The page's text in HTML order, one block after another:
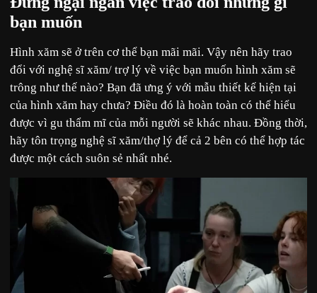
bạn muốn
Hình xăm sẽ ở trên cơ thể bạn mãi mãi. Vậy nên hãy trao
đổi với nghệ sĩ xăm/ trợ lý về việc bạn muốn hình xăm sẽ
trông như thế nào? Bạn đã ưng ý với mẫu thiết kế hiện tại
của hình xăm hay chưa? Điều đó là hoàn toàn có thể hiểu
được vì gu thẩm mĩ của mỗi người sẽ khác nhau. Đồng thời,
hãy tôn trọng nghệ sĩ xăm/thợ lý để cả 2 bên có thể hợp tác
được một cách suôn sẻ nhất nhé.